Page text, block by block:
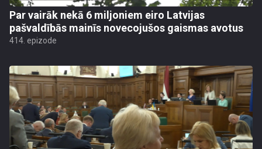
Par vairāk nekā 6 miljoniem eiro Latvijas
pašvaldībās mainīs novecojušos gaismas avotus
414. epizode